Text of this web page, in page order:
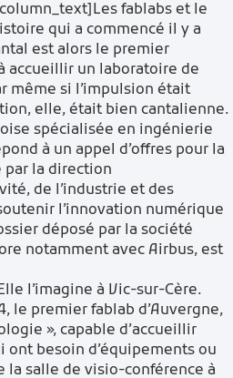
fablabs et le
qui a commencé il y a
est alors le premier
accueillir un laboratoire de
même si l’impulsion était
elle, était bien cantalienne.
spécialisée en ingénierie
à un appel d’offres pour la
par la direction
de l’industrie et des
l’innovation numérique
déposé par la société
notamment avec Airbus, est
l’imagine à Vic-sur-Cère.
le premier fablab d’Auvergne,
», capable d’accueillir
besoin d’équipements ou
la salle de visio-conférence à